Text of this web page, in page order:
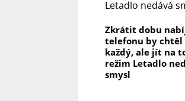
Zkrátit dobu
telefonu by chtěl
každý, ale jít na
režim Letadlo
smysl